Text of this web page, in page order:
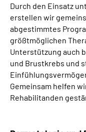
Durch den Einsatz
erstellen wir
abgestimmtes
größtmöglichen
Unterstützung auch
und Brustkrebs und
Gemeinsam helfen
Rehabilitanden